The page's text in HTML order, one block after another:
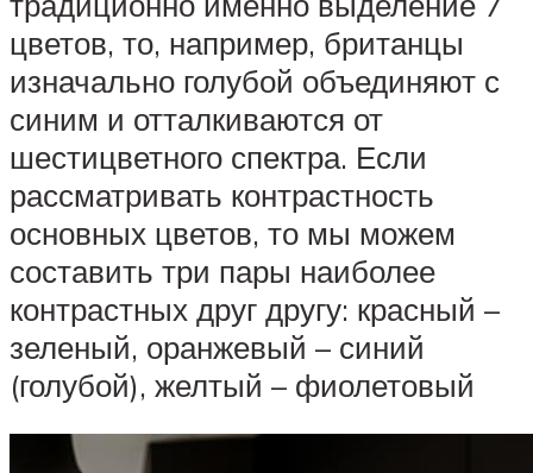
цветов, то, например, британцы
изначально голубой объединяют с
синим и отталкиваются от
шестицветного спектра. Если
рассматривать контрастность
основных цветов, то мы можем
составить три пары наиболее
контрастных друг другу: красный –
зеленый, оранжевый – синий
(голубой), желтый – фиолетовый